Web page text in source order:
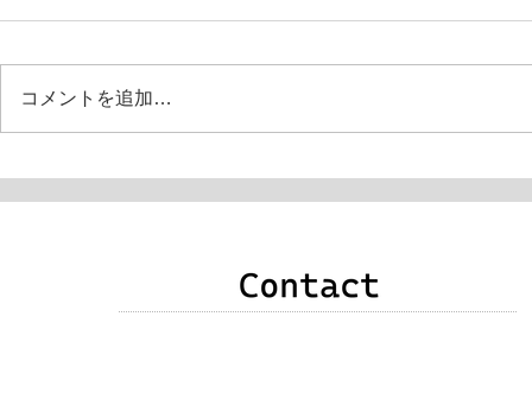
コメントを追加…